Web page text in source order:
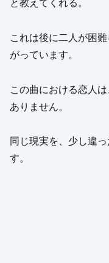
と教えてくれる。
これは後に二人が困
がっています。
この曲における恋人
ありません。
同じ現実を、少し違
す。